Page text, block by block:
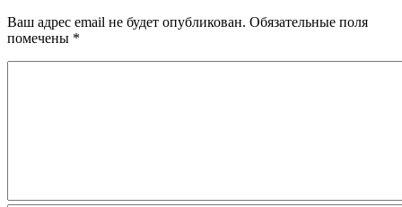
Ваш адрес email не будет опубликован. Обязательные поля
помечены *